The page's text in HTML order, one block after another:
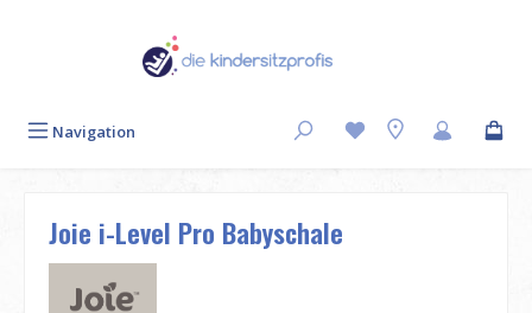
Navigation
Joie i-Level Pro Babyschale